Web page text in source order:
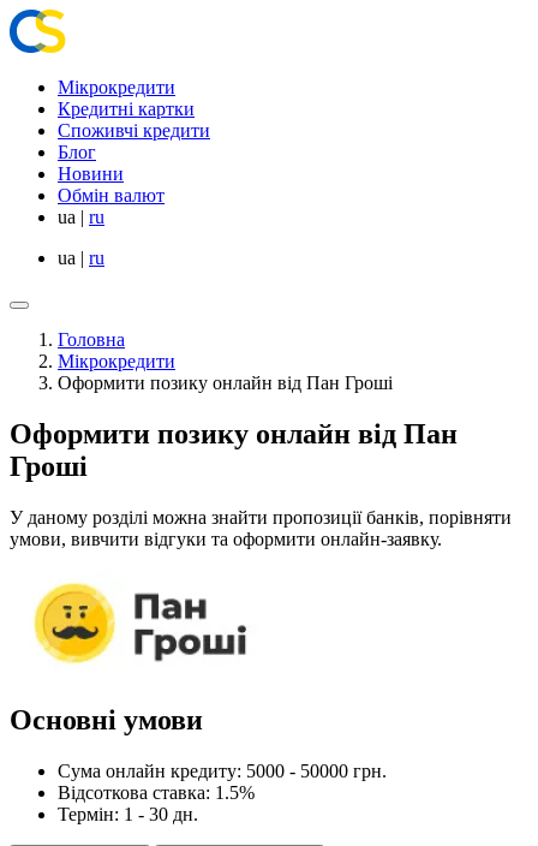
Мікрокредити
Кредитні картки
Споживчі кредити
Блог
Новини
Обмін валют
ua | ru
ua | ru
Головна
Мікрокредити
Оформити позику онлайн від Пан Гроші
Оформити позику онлайн від Пан
Гроші
У даному розділі можна знайти пропозиції банків, порівняти
умови, вивчити відгуки та оформити онлайн-заявку.
Основні умови
Сума онлайн кредиту: 5000 - 50000 грн.
Відсоткова ставка: 1.5%
Термін: 1 - 30 дн.